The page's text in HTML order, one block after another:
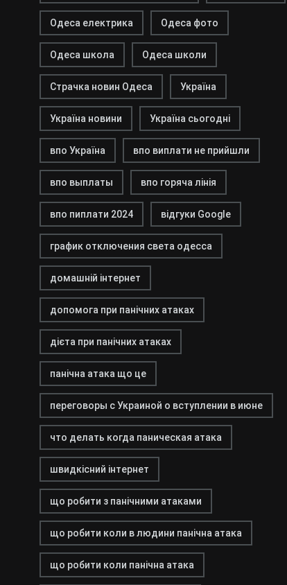
Одеса електрика Одеса фото
Одеса школа Одеса школи
Страчка новин Одеса Україна
Україна новини Україна сьогодні
впо Україна впо виплати не прийшли
впо выплаты впо горяча лінія
впо пиплати 2024 відгуки Google
график отключения света одесса
домашній інтернет
допомога при панічних атаках
дієта при панічних атаках
панічна атака що це
переговоры с Украиной о вступлении в июне
что делать когда паническая атака
швидкісний інтернет
що робити з панічними атаками
що робити коли в людини панічна атака
що робити коли панічна атака